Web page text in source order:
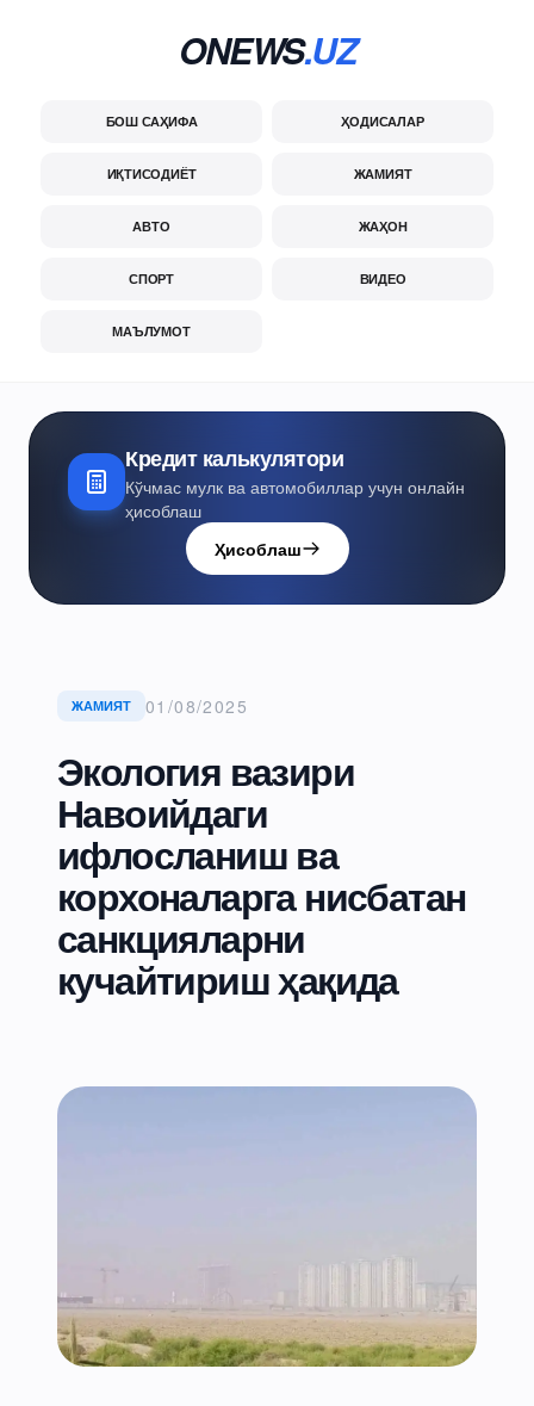
ONEWS.UZ
БОШ САҲИФА ҲОДИСАЛАР
ИҚТИСОДИЁТ ЖАМИЯТ
АВТО ЖАҲОН
СПОРТ ВИДЕО
МАЪЛУМОТ
Кредит калькулятори
Кўчмас мулк ва автомобиллар учун онлайн
ҳисоблаш
Ҳисоблаш
ЖАМИЯТ 01/08/2025
Экология вазири
Навоийдаги
ифлосланиш ва
корхоналарга нисбатан
санкцияларни
кучайтириш ҳақида